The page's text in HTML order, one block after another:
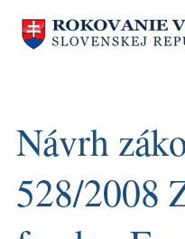
Návrh
528/2008